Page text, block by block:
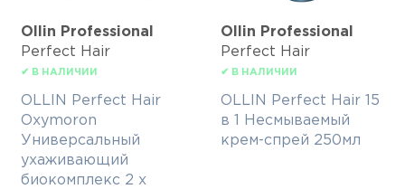
Ollin Professional
Perfect Hair
✔ В НАЛИЧИИ
OLLIN Perfect Hair
Oxymoron
Универсальный
ухаживающий
биокомплекс 2 x
Ollin Professional
Perfect Hair
✔ В НАЛИЧИИ
OLLIN Perfect Hair 15
в 1 Несмываемый
крем-спрей 250мл